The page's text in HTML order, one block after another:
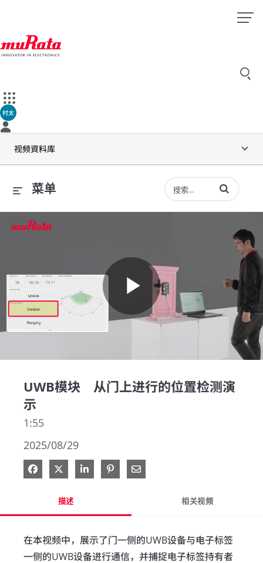
村太
视频資料库
菜单 输入术语以搜索
Play
Video
UWB模块 从门上进行的位置检测演
示
1:55
2025/08/29
在 Facebook 分享
在 X 分享在 LinkedIn 分享
钉选到 Pinterest
通过电子邮件分享
描述 相关视频
在本视频中，展示了门一侧的UWB设备与电子标签
一侧的UWB设备进行通信，并捕捉电子标签持有者